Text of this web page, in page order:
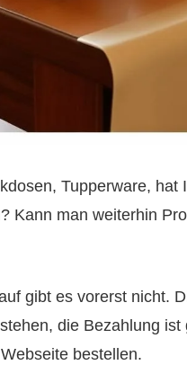
Tupperware, hat
Kann man weiterhin
gibt es vorerst nicht.
die Bezahlung
bestellen.